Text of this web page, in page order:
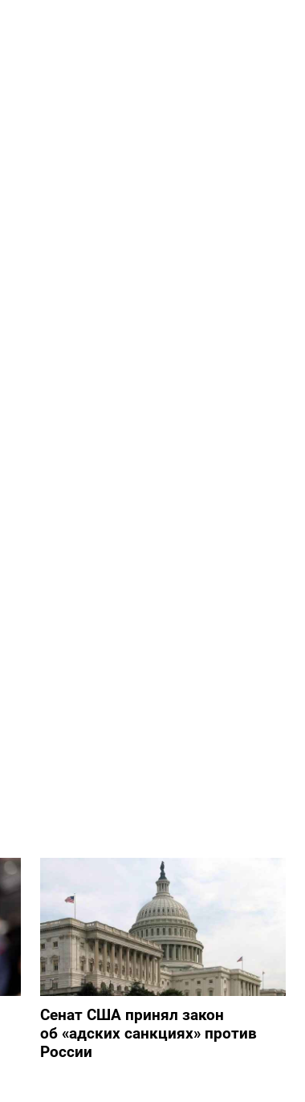
Сенат США принял закон
об «адских санкциях» против
России